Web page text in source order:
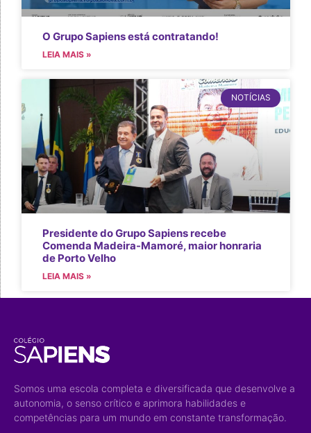
O Grupo Sapiens está contratando!
LEIA MAIS »
NOTÍCIAS
Presidente do Grupo Sapiens recebe
Comenda Madeira-Mamoré, maior honraria
de Porto Velho
LEIA MAIS »
Somos uma escola completa e diversificada que desenvolve a
autonomia, o senso crítico e aprimora habilidades e
competências para um mundo em constante transformação.